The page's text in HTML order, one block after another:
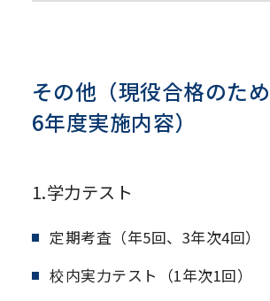
その他（現役合格のた
6年度実施内容）
1.学力テスト
定期考査（年5回、3年次4回）
校内実力テスト（1年次1回）